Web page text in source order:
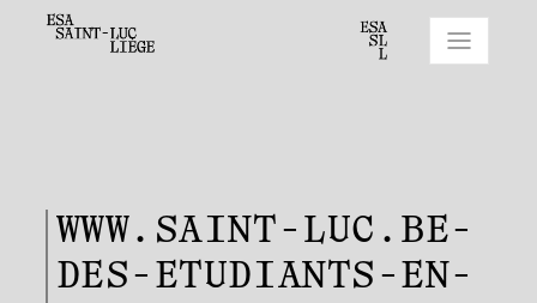
WWW.SAINT-LUC.BE-
DES-ETUDIANTS-EN-